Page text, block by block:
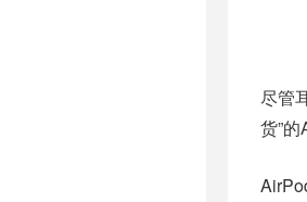
尽管
货”